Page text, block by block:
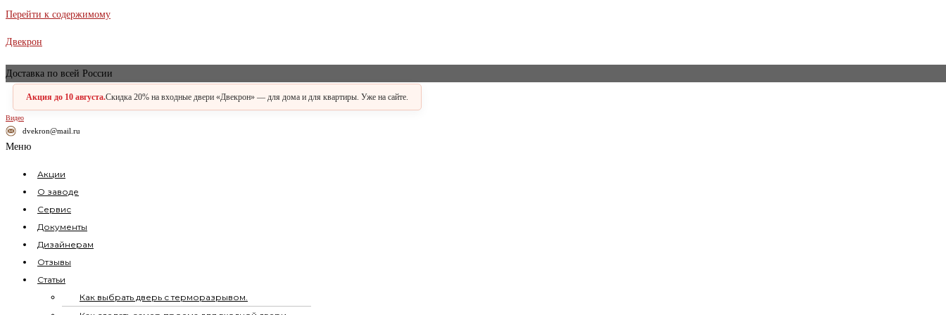
Перейти к содержимому
Двекрон
Доставка по всей России
Акция до 10 августа.Скидка 20% на входные двери «Двекрон» — для дома и для квартиры. Уже на сайте.
Видео
dvekron@mail.ru
Меню
Акции
О заводе
Сервис
Документы
Дизайнерам
Отзывы
Статьи
Как выбрать дверь с терморазрывом.